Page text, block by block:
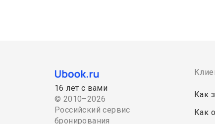
16 лет с вами
© 2010–2026
Российский сервис
бронирования
Как
Как